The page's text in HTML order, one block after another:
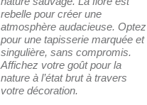
rebelle pour créer une
atmosphère audacieuse. Optez
pour une tapisserie marquée et
singulière, sans compromis.
Affichez votre goût pour la
nature à l’état brut à travers
votre décoration.